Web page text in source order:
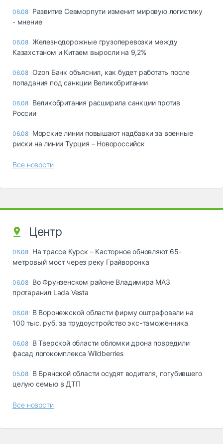
06.08 Развитие Севморпути изменит мировую логистику
- мнение
06.08 Железнодорожные грузоперевозки между
Казахстаном и Китаем выросли на 9,2%
06.08 Ozon Банк объяснил, как будет работать после
попадания под санкции Великобритании
06.08 Великобритания расширила санкции против
России
06.08 Морские линии повышают надбавки за военные
риски на линии Турция – Новороссийск
Все новости
Центр
06.08 На трассе Курск – Касторное обновляют 65-
метровый мост через реку Грайворонка
06.08 Во Фрунзенском районе Владимира МАЗ
протаранил Lada Vesta
06.08 В Воронежской области фирму оштрафовали на
100 тыс. руб. за трудоустройство экс-таможенника
06.08 В Тверской области обломки дрона повредили
фасад логокомплекса Wildberries
05.08 В Брянской области осудят водителя, погубившего
целую семью в ДТП
Все новости